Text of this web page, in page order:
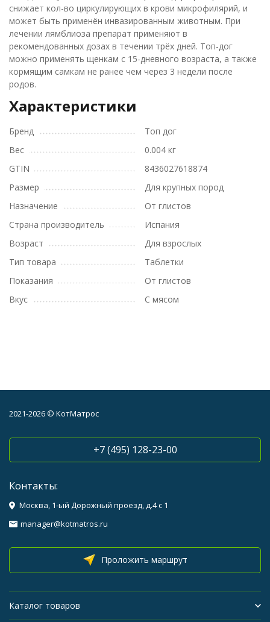
снижает кол-во циркулирующих в крови микрофилярий, и
может быть применён инвазированным животным. При
лечении лямблиоза препарат применяют в
рекомендованных дозах в течении трёх дней. Топ-дог
можно применять щенкам с 15-дневного возраста, а также
кормящим самкам не ранее чем через 3 недели после
родов.
Характеристики
Бренд
Топ дог
Вес
0.004 кг
GTIN
8436027618874
Размер
Для крупных пород
Назначение
От глистов
Страна производитель
Испания
Возраст
Для взрослых
Тип товара
Таблетки
Показания
От глистов
Вкус
С мясом
2021-2026 © КотМатрос
+7 (495) 128-23-00
Контакты:
Москва, 1-ый Дорожный проезд, д.4 с 1
manager@kotmatros.ru
Проложить маршрут
Каталог товаров